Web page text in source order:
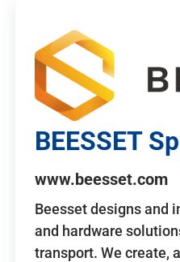
BEESSET
www.beesset.com
Beesset designs and
and hardware
transport. We create,